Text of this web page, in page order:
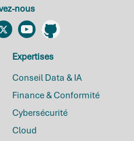
nous
TwitterYouTubeGithub
Expertises
Conseil Data & IA
Finance & Conformité
Cybersécurité
Cloud